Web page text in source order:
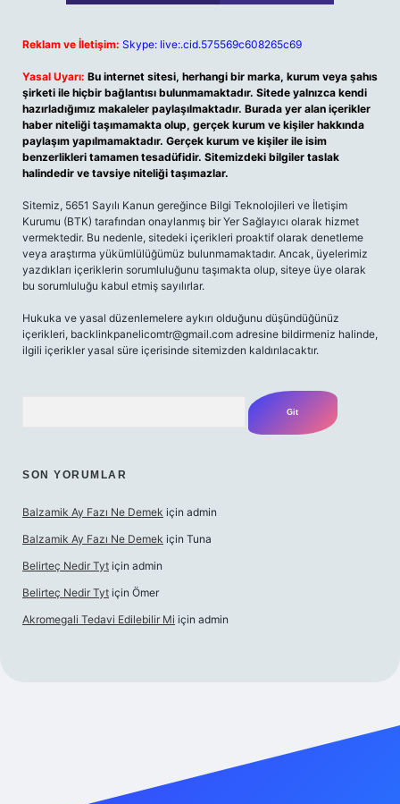
Reklam ve İletişim: Skype: live:.cid.575569c608265c69
Yasal Uyarı: Bu internet sitesi, herhangi bir marka, kurum veya şahıs
şirketi ile hiçbir bağlantısı bulunmamaktadır. Sitede yalnızca kendi
hazırladığımız makaleler paylaşılmaktadır. Burada yer alan içerikler
haber niteliği taşımamakta olup, gerçek kurum ve kişiler hakkında
paylaşım yapılmamaktadır. Gerçek kurum ve kişiler ile isim
benzerlikleri tamamen tesadüfidir. Sitemizdeki bilgiler taslak
halindedir ve tavsiye niteliği taşımazlar.
Sitemiz, 5651 Sayılı Kanun gereğince Bilgi Teknolojileri ve İletişim
Kurumu (BTK) tarafından onaylanmış bir Yer Sağlayıcı olarak hizmet
vermektedir. Bu nedenle, sitedeki içerikleri proaktif olarak denetleme
veya araştırma yükümlülüğümüz bulunmamaktadır. Ancak, üyelerimiz
yazdıkları içeriklerin sorumluluğunu taşımakta olup, siteye üye olarak
bu sorumluluğu kabul etmiş sayılırlar.
Hukuka ve yasal düzenlemelere aykırı olduğunu düşündüğünüz
içerikleri, backlinkpanelicomtr@gmail.com adresine bildirmeniz halinde,
ilgili içerikler yasal süre içerisinde sitemizden kaldırılacaktır.
SON YORUMLAR
Balzamik Ay Fazı Ne Demek için admin
Balzamik Ay Fazı Ne Demek için Tuna
Belirteç Nedir Tyt için admin
Belirteç Nedir Tyt için Ömer
Akromegali Tedavi Edilebilir Mi için admin